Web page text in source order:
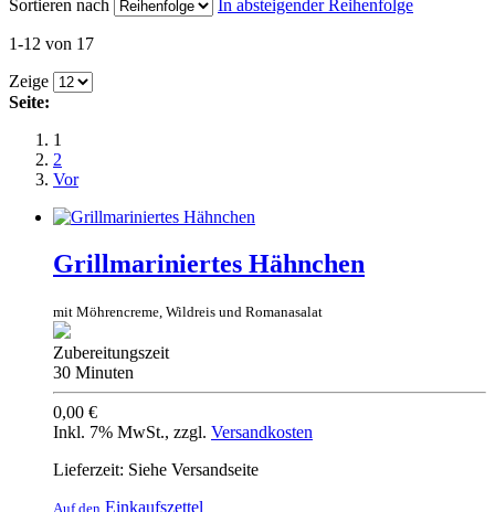
Sortieren nach In absteigender Reihenfolge
1-12 von 17
Zeige
Seite:
1
2
Vor
Grillmariniertes Hähnchen
mit Möhrencreme, Wildreis und Romanasalat
Zubereitungszeit
30 Minuten
0,00 €
Inkl. 7% MwSt., zzgl. Versandkosten
Lieferzeit: Siehe Versandseite
Auf den Einkaufszettel